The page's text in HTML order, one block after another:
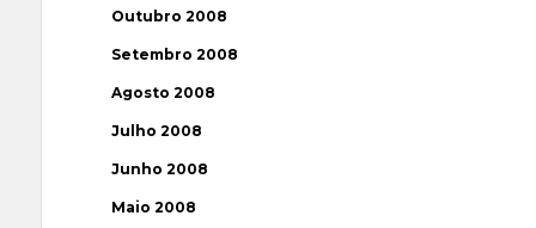
Outubro 2008
Setembro 2008
Agosto 2008
Julho 2008
Junho 2008
Maio 2008